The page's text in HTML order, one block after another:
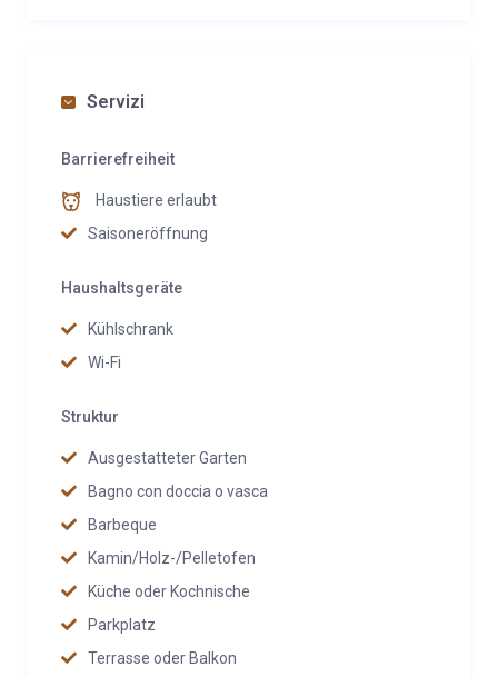
Servizi
Barrierefreiheit
Haustiere erlaubt
Saisoneröffnung
Haushaltsgeräte
Kühlschrank
Wi-Fi
Struktur
Ausgestatteter Garten
Bagno con doccia o vasca
Barbeque
Kamin/Holz-/Pelletofen
Küche oder Kochnische
Parkplatz
Terrasse oder Balkon